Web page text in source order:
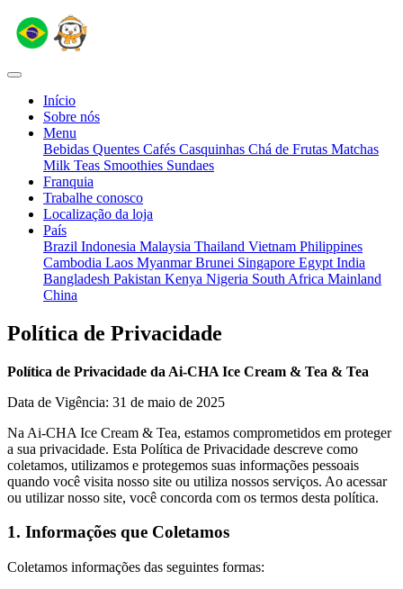
Início
Sobre nós
Menu
Bebidas Quentes Cafés Casquinhas Chá de Frutas Matchas
Milk Teas Smoothies Sundaes
Franquia
Trabalhe conosco
Localização da loja
País
Brazil Indonesia Malaysia Thailand Vietnam Philippines
Cambodia Laos MyanmarBrunei Singapore Egypt India
Bangladesh Pakistan Kenya Nigeria South Africa Mainland
China
Política de Privacidade
Política de Privacidade da Ai-CHA Ice Cream & Tea & Tea
Data de Vigência: 31 de maio de 2025
Na Ai-CHA Ice Cream & Tea, estamos comprometidos em proteger
a sua privacidade. Esta Política de Privacidade descreve como
coletamos, utilizamos e protegemos suas informações pessoais
quando você visita nosso site ou utiliza nossos serviços. Ao acessar
ou utilizar nosso site, você concorda com os termos desta política.
1. Informações que Coletamos
Coletamos informações das seguintes formas: